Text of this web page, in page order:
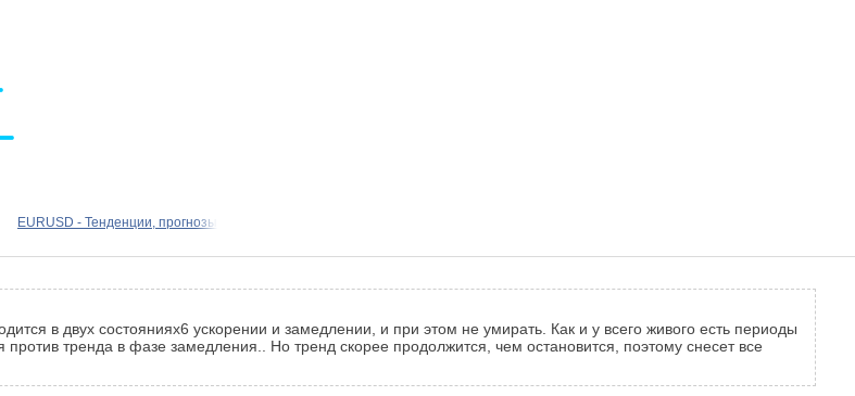
EURUSD - Тенденции, прогнозы
в двух состояниях6 ускорении и замедлении, и при этом не умирать. Как и у всего живого есть периоды
против тренда в фазе замедления.. Но тренд скорее продолжится, чем остановится, поэтому снесет все